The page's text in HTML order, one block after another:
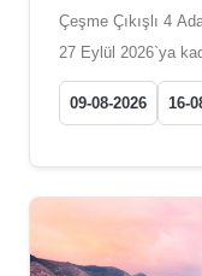
Çeşme Çıkışlı 4
27 Eylül 2026`ya
09-08-2026 16-